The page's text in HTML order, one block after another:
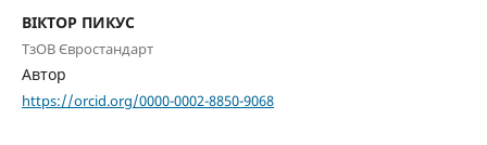
ВІКТОР ПИКУС
ТзОВ Євростандарт
Автор
https://orcid.org/0000-0002-8850-9068